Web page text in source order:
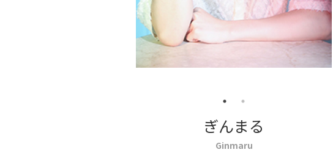
ぎんまる
Ginmaru